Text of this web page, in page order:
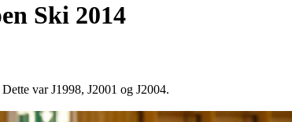
Ski 2014
var J1998, J2001 og J2004.